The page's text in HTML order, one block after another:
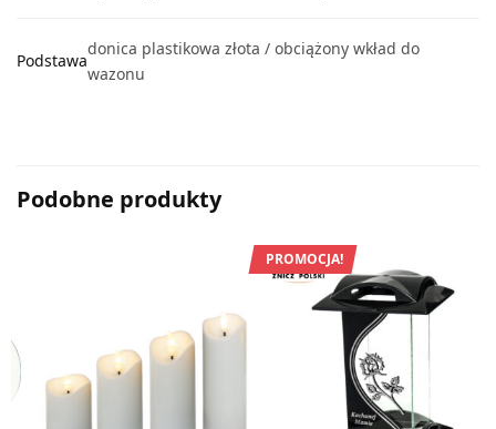
Podstawa
donica plastikowa złota / obciążony wkład do
wazonu
Podobne produkty
PROMOCJA!